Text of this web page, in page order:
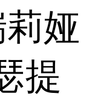
娅
提